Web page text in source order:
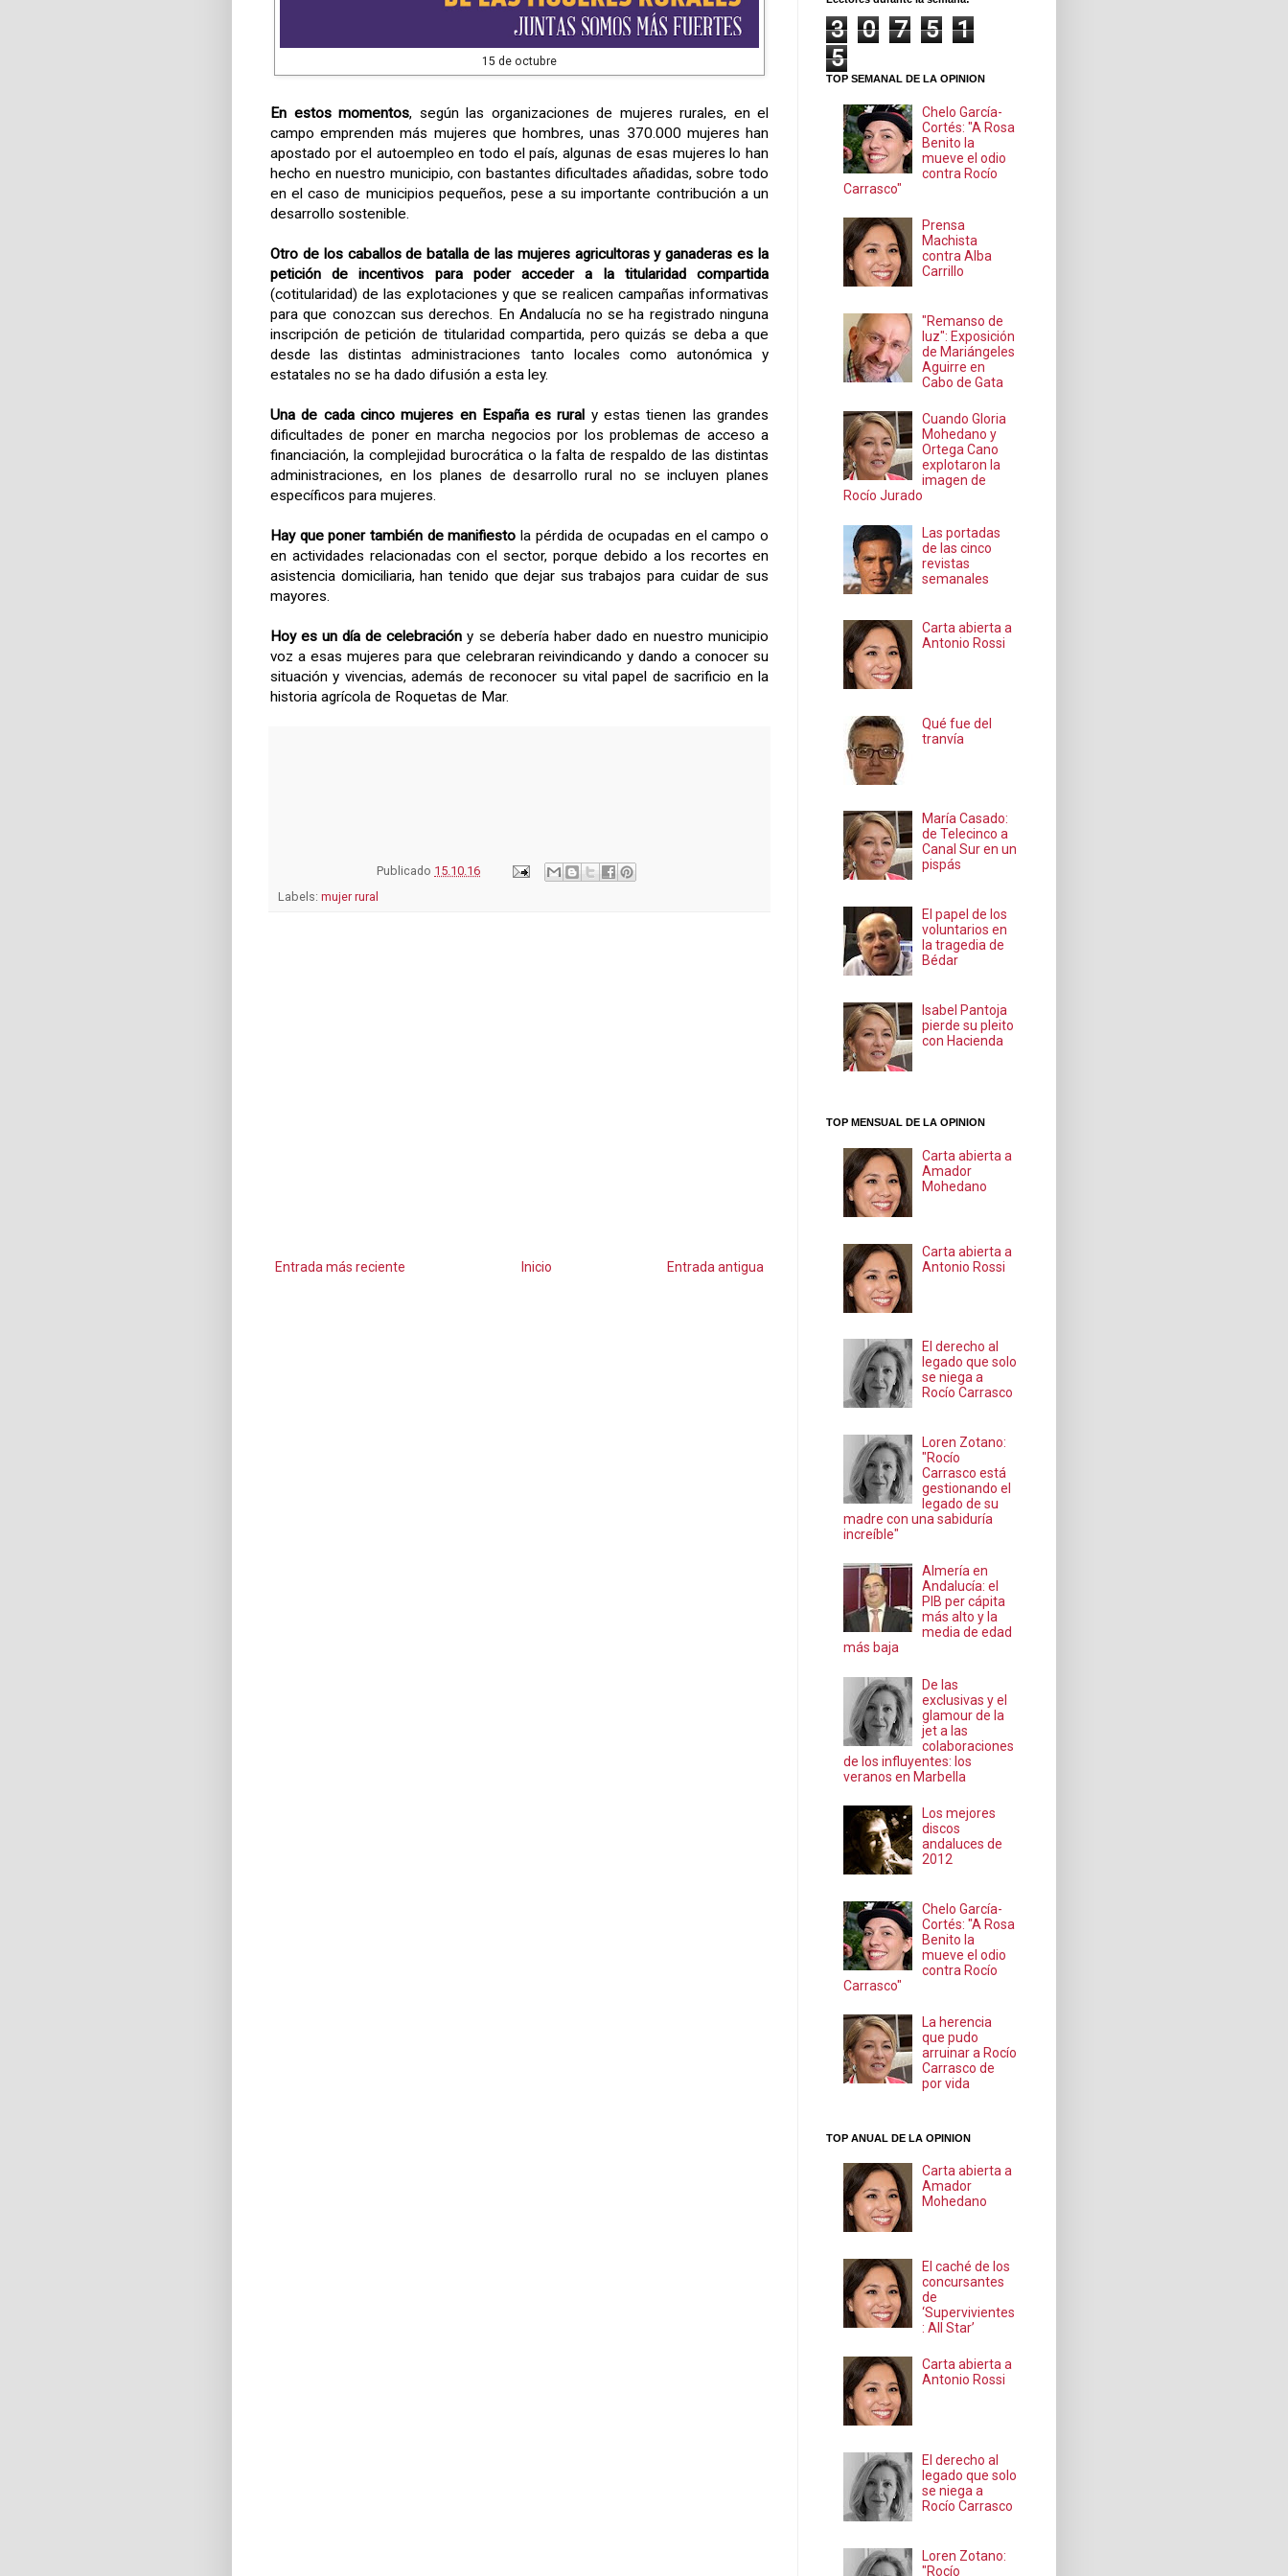
15 de octubre
En estos momentos, según las organizaciones de mujeres rurales, en el
campo emprenden más mujeres que hombres, unas 370.000 mujeres han
apostado por el autoempleo en todo el país, algunas de esas mujeres lo han
hecho en nuestro municipio, con bastantes dificultades añadidas, sobre todo
en el caso de municipios pequeños, pese a su importante contribución a un
desarrollo sostenible.
Otro de los caballos de batalla de las mujeres agricultoras y ganaderas es la
petición de incentivos para poder acceder a la titularidad compartida
(cotitularidad) de las explotaciones y que se realicen campañas informativas
para que conozcan sus derechos. En Andalucía no se ha registrado ninguna
inscripción de petición de titularidad compartida, pero quizás se deba a que
desde las distintas administraciones tanto locales como autonómica y
estatales no se ha dado difusión a esta ley.
Una de cada cinco mujeres en España es rural y estas tienen las grandes
dificultades de poner en marcha negocios por los problemas de acceso a
financiación, la complejidad burocrática o la falta de respaldo de las distintas
administraciones, en los planes de desarrollo rural no se incluyen planes
específicos para mujeres.
Hay que poner también de manifiesto la pérdida de ocupadas en el campo o
en actividades relacionadas con el sector, porque debido a los recortes en
asistencia domiciliaria, han tenido que dejar sus trabajos para cuidar de sus
mayores.
Hoy es un día de celebracióny se debería haber dado en nuestro municipio
voz a esas mujeres para que celebraran reivindicando y dando a conocer su
situación y vivencias, además de reconocer su vital papel de sacrificio en la
historia agrícola de Roquetas de Mar.
Publicado 15.10.16
Labels: mujer rural
Entrada más reciente Entrada antigua
Inicio
3 0 7 5
1
5
TOP SEMANAL DE LA OPINION
Chelo García-
Cortés: "A Rosa
Benito la
mueve el odio
contra Rocío
Carrasco"
Prensa
Machista
contra Alba
Carrillo
"Remanso de
luz": Exposición
de Mariángeles
Aguirre en
Cabo de Gata
Cuando Gloria
Mohedano y
Ortega Cano
explotaron la
imagen de
Rocío Jurado
Las portadas
de las cinco
revistas
semanales
Carta abierta a
Antonio Rossi
Qué fue del
tranvía
María Casado:
de Telecinco a
Canal Sur en un
pispás
El papel de los
voluntarios en
la tragedia de
Bédar
Isabel Pantoja
pierde su pleito
con Hacienda
TOP MENSUAL DE LA OPINION
Carta abierta a
Amador
Mohedano
Carta abierta a
Antonio Rossi
El derecho al
legado que solo
se niega a
Rocío Carrasco
Loren Zotano:
"Rocío
Carrasco está
gestionando el
legado de su
madre con una sabiduría
increíble"
Almería en
Andalucía: el
PIB per cápita
más alto y la
media de edad
más baja
De las
exclusivas y el
glamour de la
jet a las
colaboraciones
de los influyentes: los
veranos en Marbella
Los mejores
discos
andaluces de
2012
Chelo García-
Cortés: "A Rosa
Benito la
mueve el odio
contra Rocío
Carrasco"
La herencia
que pudo
arruinar a Rocío
Carrasco de
por vida
TOP ANUAL DE LA OPINION
Carta abierta a
Amador
Mohedano
El caché de los
concursantes
de
‘Supervivientes
: All Star’
Carta abierta a
Antonio Rossi
El derecho al
legado que solo
se niega a
Rocío Carrasco
Loren Zotano:
"Rocío